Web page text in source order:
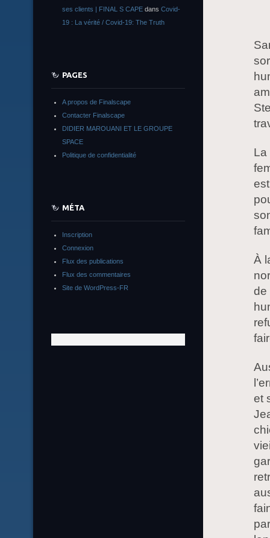
La
À
de
et
ses clients | FINAL S CAPE dans Covid-
19 : La vérité / Covid-19: The Truth
PAGES
A propos de Finalscape
Contacter Finalscape
DIDIER MAROUANI ET LE GROUPE
SPACE
Politique de confidentialité
MÉTA
Inscription
Connexion
Flux des publications
Flux des commentaires
Site de WordPress-FR